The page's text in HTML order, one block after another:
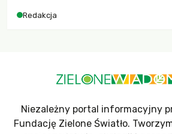
Redakcja
Niezależny portal informacyjny
Fundację Zielone Światło.